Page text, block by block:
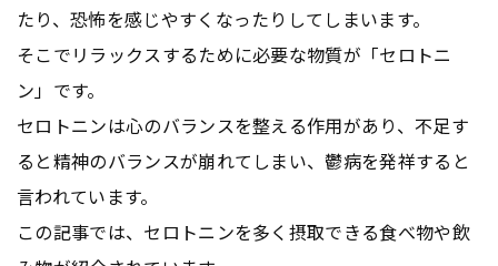
たり、恐怖を感じやすくなったりしてしまいます。
そこでリラックスするために必要な物質が「セロトニ
ン」です。
セロトニンは心のバランスを整える作用があり、不足す
ると精神のバランスが崩れてしまい、鬱病を発祥すると
言われています。
この記事では、セロトニンを多く摂取できる食べ物や飲